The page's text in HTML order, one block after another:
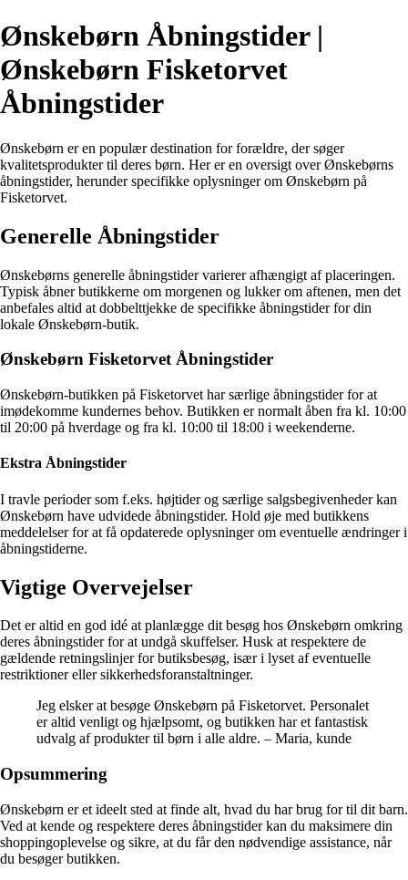
Ønskebørn Åbningstider |
Ønskebørn Fisketorvet
Åbningstider
Ønskebørn er en populær destination for forældre, der søger
kvalitetsprodukter til deres børn. Her er en oversigt over Ønskebørns
åbningstider, herunder specifikke oplysninger om Ønskebørn på
Fisketorvet.
Generelle Åbningstider
Ønskebørns generelle åbningstider varierer afhængigt af placeringen.
Typisk åbner butikkerne om morgenen og lukker om aftenen, men det
anbefales altid at dobbelttjekke de specifikke åbningstider for din
lokale Ønskebørn-butik.
Ønskebørn Fisketorvet Åbningstider
Ønskebørn-butikken på Fisketorvet har særlige åbningstider for at
imødekomme kundernes behov. Butikken er normalt åben fra kl. 10:00
til 20:00 på hverdage og fra kl. 10:00 til 18:00 i weekenderne.
Ekstra Åbningstider
I travle perioder som f.eks. højtider og særlige salgsbegivenheder kan
Ønskebørn have udvidede åbningstider. Hold øje med butikkens
meddelelser for at få opdaterede oplysninger om eventuelle ændringer i
åbningstiderne.
Vigtige Overvejelser
Det er altid en god idé at planlægge dit besøg hos Ønskebørn omkring
deres åbningstider for at undgå skuffelser. Husk at respektere de
gældende retningslinjer for butiksbesøg, især i lyset af eventuelle
restriktioner eller sikkerhedsforanstaltninger.
Jeg elsker at besøge Ønskebørn på Fisketorvet. Personalet
er altid venligt og hjælpsomt, og butikken har et fantastisk
udvalg af produkter til børn i alle aldre. – Maria, kunde
Opsummering
Ønskebørn er et ideelt sted at finde alt, hvad du har brug for til dit barn.
Ved at kende og respektere deres åbningstider kan du maksimere din
shoppingoplevelse og sikre, at du får den nødvendige assistance, når
du besøger butikken.